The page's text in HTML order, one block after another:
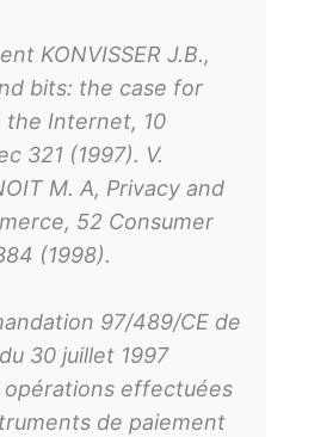
KONVISSER J.B.,
bits: the case for
the Internet, 10
321 (1997). V.
M. A, Privacy and
52 Consumer
(1998).
97/489/CE de
30 juillet 1997
effectuées
de paiement